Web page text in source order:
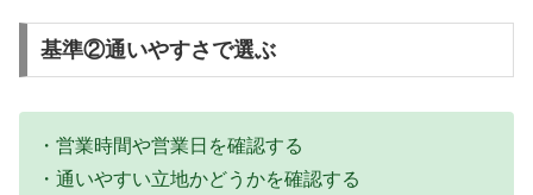
基準②通いやすさで選ぶ
・営業時間や営業日を確認する
・通いやすい立地かどうかを確認する